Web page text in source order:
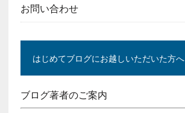
お問い合わせ
はじめてブログにお越しいただいた方へ
ブログ著者のご案内